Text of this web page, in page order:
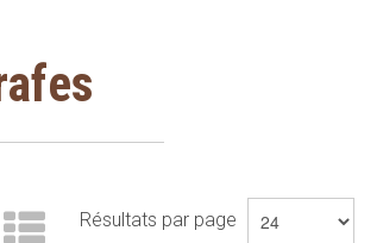
Résultats par page